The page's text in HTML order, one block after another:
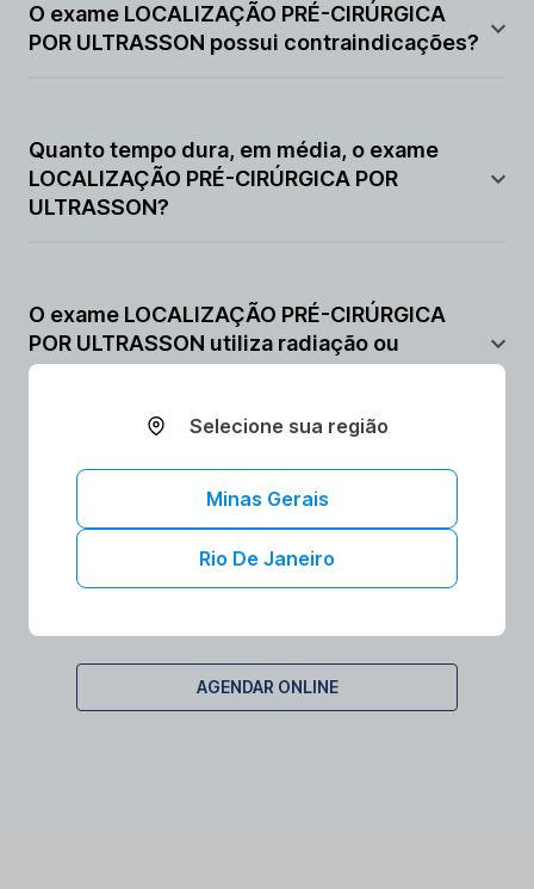
geralmente não causa dor, podendo haver apenas
leve desconforto durante a manipulação da região.
O exame LOCALIZAÇÃO PRÉ-CIRÚRGICA
POR ULTRASSON possui contraindicações?
não possui contraindicações relevantes.
Quanto tempo dura, em média, o exame
LOCALIZAÇÃO PRÉ-CIRÚRGICA POR
ULTRASSON?
dura em média de 20 a 40 minutos.
O exame LOCALIZAÇÃO PRÉ-CIRÚRGICA
POR ULTRASSON utiliza radiação ou
contraste?
A LOCALIZAÇÃO PRÉ-CIRÚRGICA POR ULTRASSON
não utiliza radiação nem contraste.
O exame LOCALIZAÇÃO PRÉ-CIRÚRGICA
POR ULTRASSON deve ser realizado com
qual frequência?
é realizada conforme necessidade cirúrgica, sem
frequência fixa.
AGENDAR ONLINE
Selecione sua região
Minas Gerais
Rio De Janeiro